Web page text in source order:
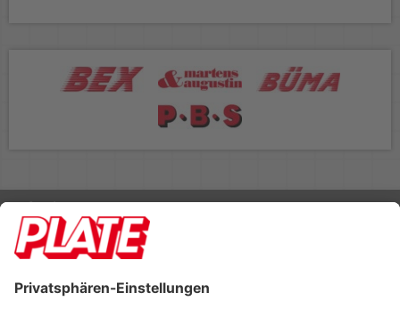
Rufen Sie uns an 04298 401-0
Lieferbedingungen Impressum
Footer anzeigen